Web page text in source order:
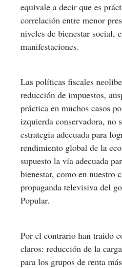
equivale a decir que es
correlación entre menor
niveles de bienestar social,
manifestaciones.
Las políticas fiscales
reducción de impuestos,
práctica en muchos casos
izquierda conservadora, no
estrategia adecuada para
rendimiento global de la
supuesto la vía adecuada
bienestar, como en nuestro
propaganda televisiva del
Popular.
Por el contrario han traido
claros: reducción de la
para los grupos de renta